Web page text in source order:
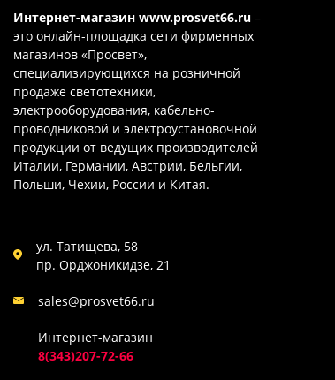
Интернет-магазин www.prosvet66.ru –
это онлайн-площадка сети фирменных
магазинов «Просвет»,
специализирующихся на розничной
продаже светотехники,
электрооборудования, кабельно-
проводниковой и электроустановочной
продукции от ведущих производителей
Италии, Германии, Австрии, Бельгии,
Польши, Чехии, России и Китая.
ул. Татищева, 58
пр. Орджоникидзе, 21
sales@prosvet66.ru
Интернет-магазин
8(343)207-72-66